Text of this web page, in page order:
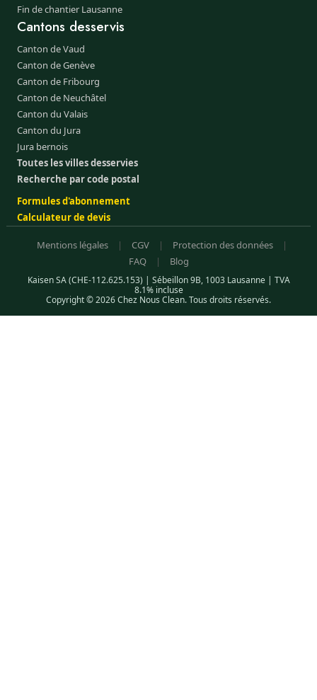
Fin de chantier Lausanne
Cantons desservis
Canton de Vaud
Canton de Genève
Canton de Fribourg
Canton de Neuchâtel
Canton du Valais
Canton du Jura
Jura bernois
Toutes les villes desservies
Recherche par code postal
Formules d'abonnement
Calculateur de devis
Mentions légales | CGV | Protection des données
|
FAQ
| Blog
Kaisen SA (CHE-112.625.153) | Sébeillon 9B, 1003 Lausanne | TVA
8.1% incluse
Copyright © 2026 Chez Nous Clean. Tous droits réservés.